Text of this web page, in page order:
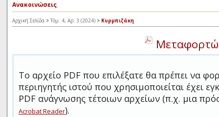
Ανακοινώσεις
Αρχική Σελίδα > Τόμ. 4, Αρ. 3 (2024) > Κυρμπιζάκη
Το αρχείο PDF που επιλέξατε θα πρέπει να
περιηγητής ιστού που χρησιμοποιείται έχει
PDF ανάγνωσης τέτοιων αρχείων (π.χ. μια
Acrobat Reader).